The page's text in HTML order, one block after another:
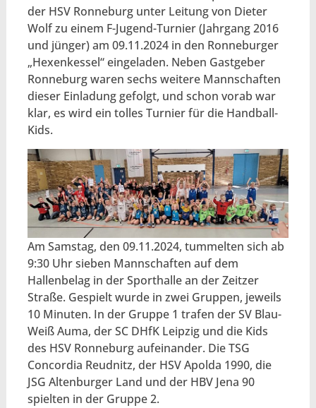
der HSV Ronneburg unter Leitung von Dieter
Wolf zu einem F-Jugend-Turnier (Jahrgang 2016
und jünger) am 09.11.2024 in den Ronneburger
„Hexenkessel“ eingeladen. Neben Gastgeber
Ronneburg waren sechs weitere Mannschaften
dieser Einladung gefolgt, und schon vorab war
klar, es wird ein tolles Turnier für die Handball-
Kids.
Am Samstag, den 09.11.2024, tummelten sich ab
9:30 Uhr sieben Mannschaften auf dem
Hallenbelag in der Sporthalle an der Zeitzer
Straße. Gespielt wurde in zwei Gruppen, jeweils
10 Minuten. In der Gruppe 1 trafen der SV Blau-
Weiß Auma, der SC DHfK Leipzig und die Kids
des HSV Ronneburg aufeinander. Die TSG
Concordia Reudnitz, der HSV Apolda 1990, die
JSG Altenburger Land und der HBV Jena 90
spielten in der Gruppe 2.